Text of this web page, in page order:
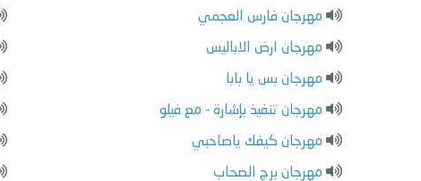
مهرجان فارس العجمي
مهرجان ارض الاباليس
مهرجان بس يا بابا
مهرجان تنفيذ بإشارة - مع فيلو
مهرجان كيفك ياصاحبي
مهرجان برج الصحاب